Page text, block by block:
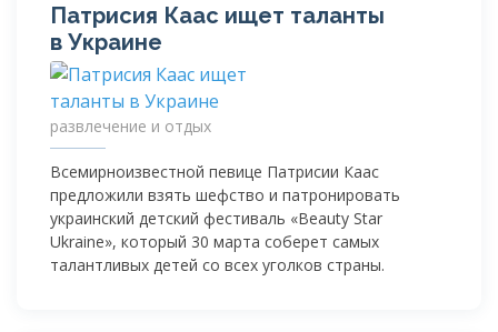
Патрисия Каас ищет таланты
в Украине
развлечение и отдых
Всемирноизвестной певице Патрисии Каас
предложили взять шефство и патронировать
украинский детский фестиваль «Beauty Star
Ukraine», который 30 марта соберет самых
талантливых детей со всех уголков страны.